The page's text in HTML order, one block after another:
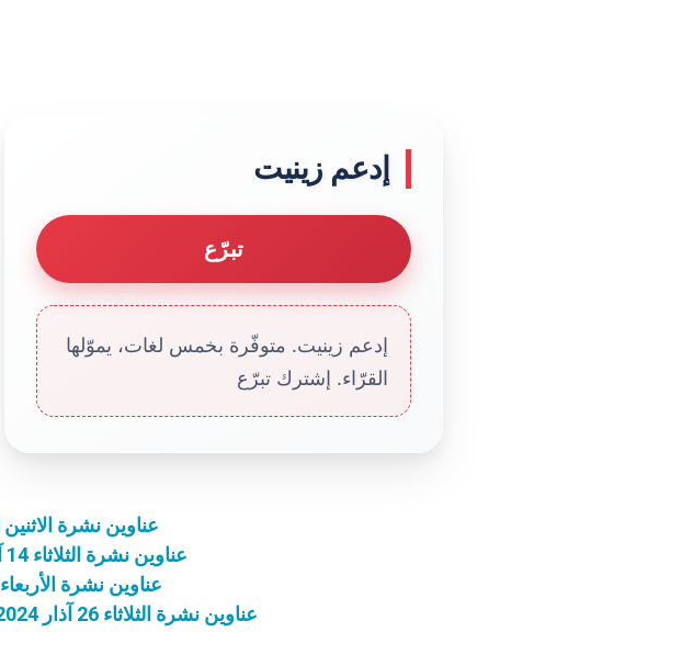
إدعم زينيت
تبرّع
إدعم زينيت. متوفّرة بخمس لغات، يموّلها
القرّاء. إشترك تبرّع
عناوين نشرة الاثنين 3 آذار 2025: مسيرة الصوم
عناوين نشرة الثلاثاء 14 آذار 2023: العطش إلى الله
عناوين نشرة الأربعاء 30 آب 2023: عيش الدعوة
عناوين نشرة الثلاثاء 26 آذار 2024: حب المسيح غير مشروط